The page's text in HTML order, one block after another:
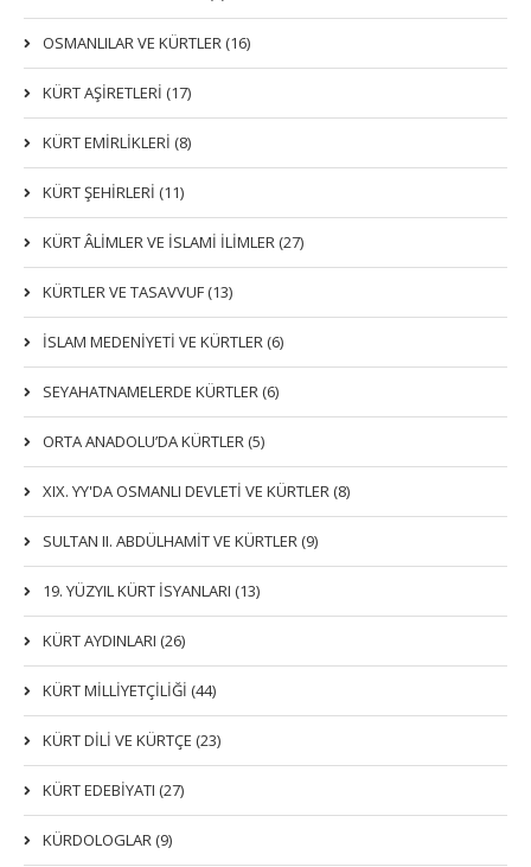
OSMANLILAR VE KÜRTLER (16)
KÜRT AŞİRETLERİ (17)
KÜRT EMİRLİKLERİ (8)
KÜRT ŞEHİRLERİ (11)
KÜRT ÂLİMLER VE İSLAMİ İLİMLER (27)
KÜRTLER VE TASAVVUF (13)
İSLAM MEDENİYETİ VE KÜRTLER (6)
SEYAHATNAMELERDE KÜRTLER (6)
ORTA ANADOLU’DA KÜRTLER (5)
XIX. YY'DA OSMANLI DEVLETI VE KÜRTLER (8)
SULTAN II. ABDÜLHAMİT VE KÜRTLER (9)
19. YÜZYIL KÜRT İSYANLARI (13)
KÜRT AYDINLARI (26)
KÜRT MİLLİYETÇİLİĞİ (44)
KÜRT DİLİ VE KÜRTÇE (23)
KÜRT EDEBİYATI (27)
KÜRDOLOGLAR (9)